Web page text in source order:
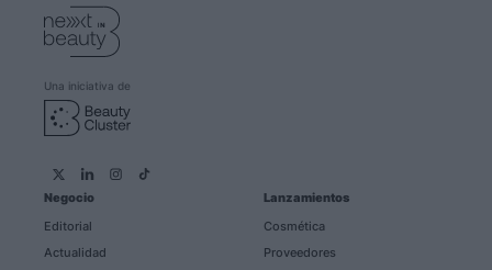
Una iniciativa de
Negocio
Editorial
Actualidad
Lanzamientos
Cosmética
Proveedores